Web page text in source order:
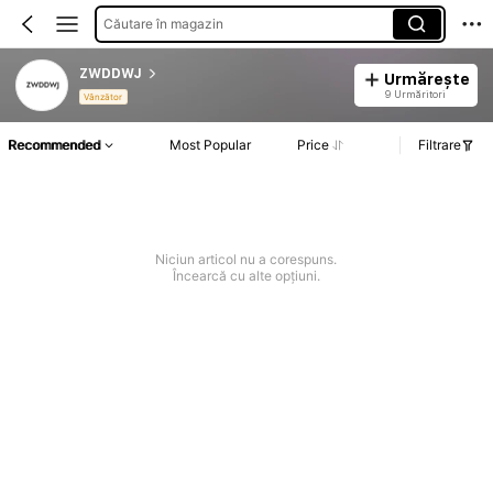
Căutare în magazin
ZWDDWJ
Vânzător
Urmărește
9 Urmăritori
Recommended Most Popular Price Filtrare
Niciun articol nu a corespuns.
Încearcă cu alte opțiuni.